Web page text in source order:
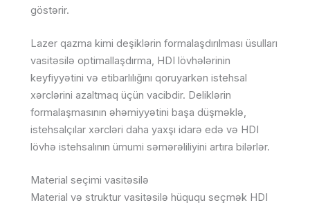
göstərir.
Lazer qazma kimi deşiklərin formalaşdırılması üsulları
vasitəsilə optimallaşdırma, HDI lövhələrinin
keyfiyyətini və etibarlılığını qoruyarkən istehsal
xərclərini azaltmaq üçün vacibdir. Deliklərin
formalaşmasının əhəmiyyətini başa düşməklə,
istehsalçılar xərcləri daha yaxşı idarə edə və HDI
lövhə istehsalının ümumi səmərəliliyini artıra bilərlər.
Material seçimi vasitəsilə
Material və struktur vasitəsilə hüququ seçmək HDI